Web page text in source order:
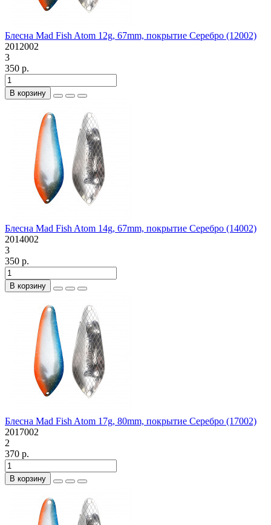
Блесна Mad Fish Atom 12g, 67mm, покрытие Серебро (12002)
2012002
3
350 р.
В корзину
Блесна Mad Fish Atom 14g, 67mm, покрытие Серебро (14002)
2014002
3
350 р.
В корзину
Блесна Mad Fish Atom 17g, 80mm, покрытие Серебро (17002)
2017002
2
370 р.
В корзину